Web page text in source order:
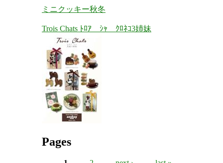
ミニクッキー秋冬
Trois Chats ﾄﾛｱ ｼｬ ｸﾛﾈｺ3姉妹
Pages